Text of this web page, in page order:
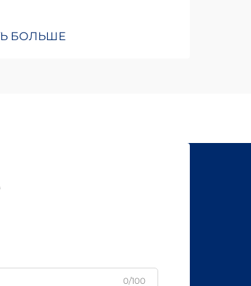
БОЛЬШЕ
0/100